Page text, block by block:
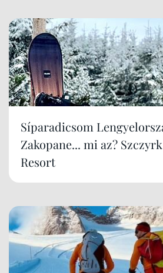
Síparadicsom
Zakopane... mi az?
Resort